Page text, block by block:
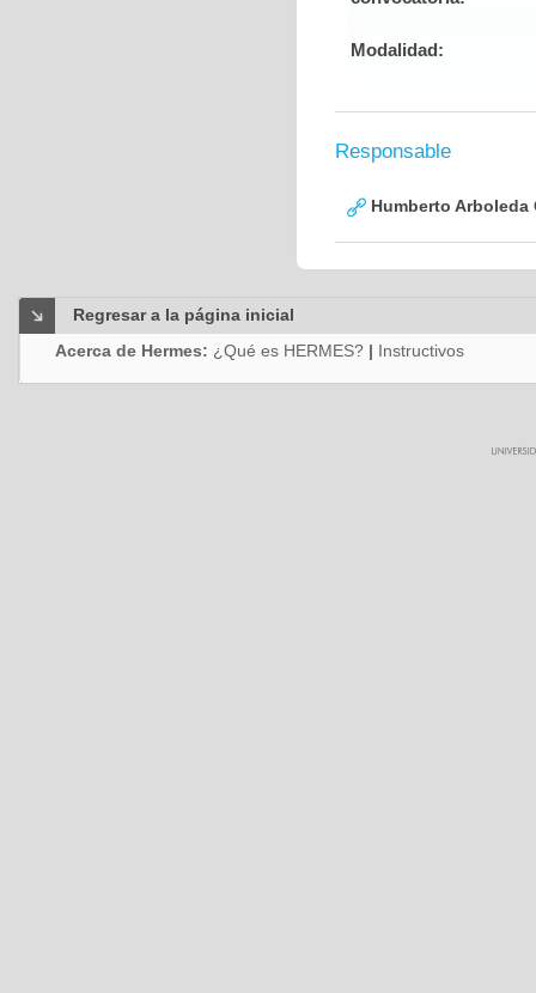
Modalidad:
Responsable
Humberto Arboleda
Regresar a la página inicial
Acerca de Hermes: ¿Qué es HERMES? | Instructivos